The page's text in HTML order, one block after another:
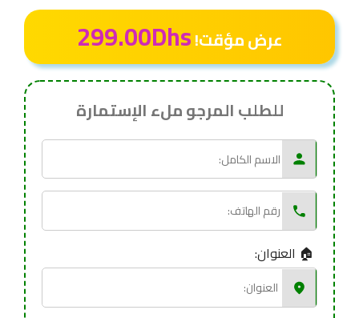
عرض مؤقت! 299.00Dhs
للطلب المرجو ملء الإستمارة
العنوان: